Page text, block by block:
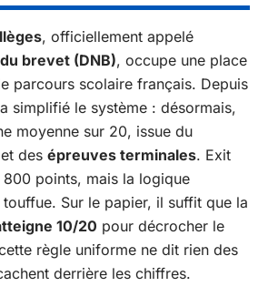
, officiellement appelé
brevet (DNB), occupe une place
parcours scolaire français. Depuis
simplifié le système : désormais,
moyenne sur 20, issue du
et des épreuves terminales. Exit
800 points, mais la logique
touffue. Sur le papier, il suffit que la
10/20 pour décrocher le
règle uniforme ne dit rien des
derrière les chiffres.